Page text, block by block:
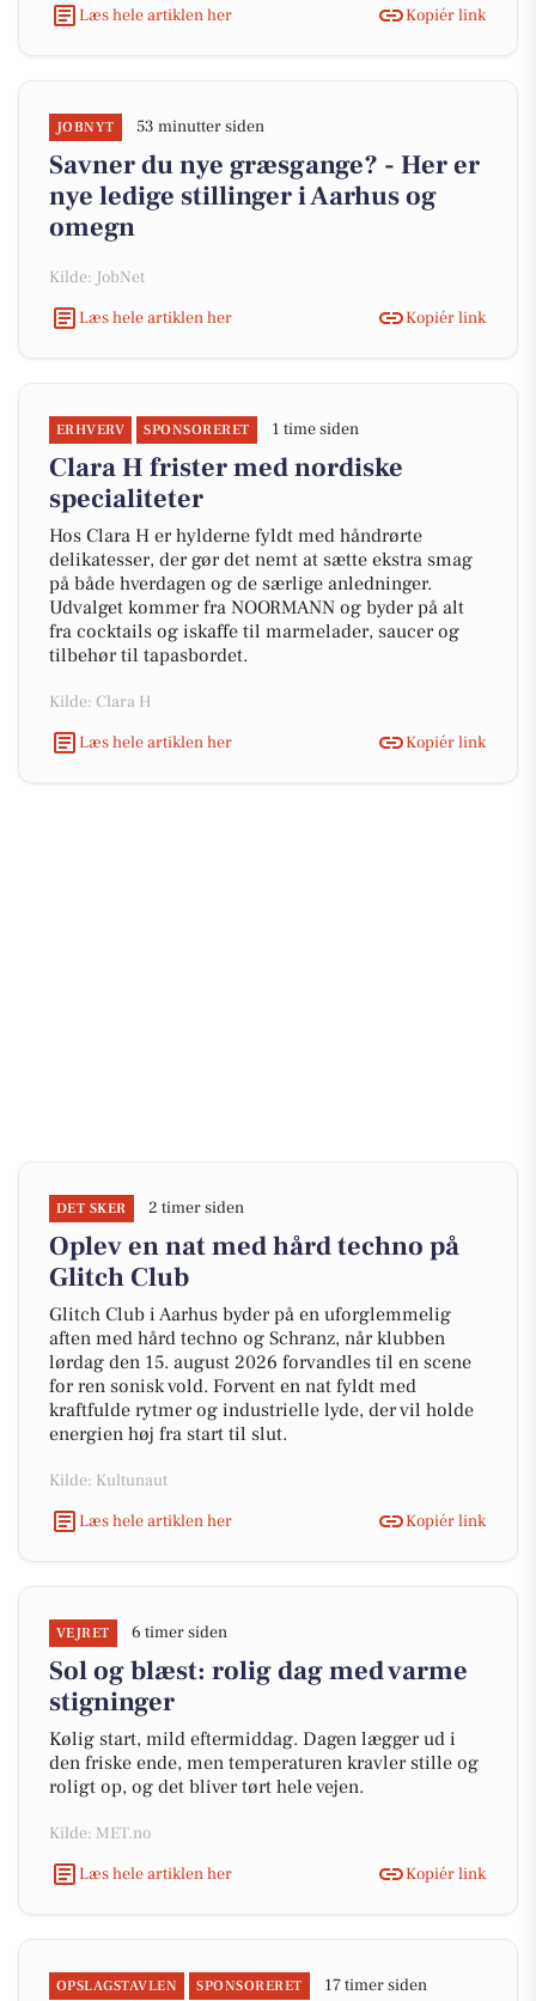
Læs hele artiklen her
Kopiér link
JOBNYT 53 minutter siden
Savner du nye græsgange? - Her er
nye ledige stillinger i Aarhus og
omegn
Kilde: JobNet
Læs hele artiklen her
Kopiér link
ERHVERV SPONSORERET 1 time siden
Clara H frister med nordiske
specialiteter
Hos Clara H er hylderne fyldt med håndrørte
delikatesser, der gør det nemt at sætte ekstra smag
på både hverdagen og de særlige anledninger.
Udvalget kommer fra NOORMANN og byder på alt
fra cocktails og iskaffe til marmelader, saucer og
tilbehør til tapasbordet.
Kilde: Clara H
Læs hele artiklen her
Kopiér link
DET SKER 2 timer siden
Oplev en nat med hård techno på
Glitch Club
Glitch Club i Aarhus byder på en uforglemmelig
aften med hård techno og Schranz, når klubben
lørdag den 15. august 2026 forvandles til en scene
for ren sonisk vold. Forvent en nat fyldt med
kraftfulde rytmer og industrielle lyde, der vil holde
energien høj fra start til slut.
Kilde: Kultunaut
Læs hele artiklen her
Kopiér link
VEJRET 6 timer siden
Sol og blæst: rolig dag med varme
stigninger
Kølig start, mild eftermiddag. Dagen lægger ud i
den friske ende, men temperaturen kravler stille og
roligt op, og det bliver tørt hele vejen.
Kilde: MET.no
Læs hele artiklen her
Kopiér link
OPSLAGSTAVLEN SPONSORERET 17 timer siden